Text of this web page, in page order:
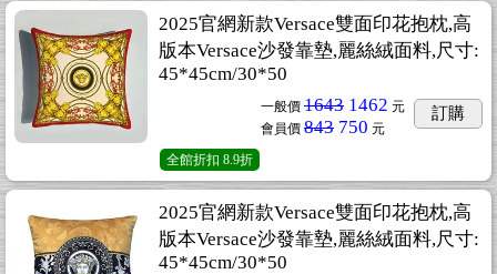
2025官網新款Versace雙面印花抱枕,高
版本Versace沙發靠墊,麗絲絨面料,尺寸:
45*45cm/30*50
一般價 1643 1462 元
會員價 843 750 元
訂購
全館折扣 8.9折
2025官網新款Versace雙面印花抱枕,高
版本Versace沙發靠墊,麗絲絨面料,尺寸:
45*45cm/30*50